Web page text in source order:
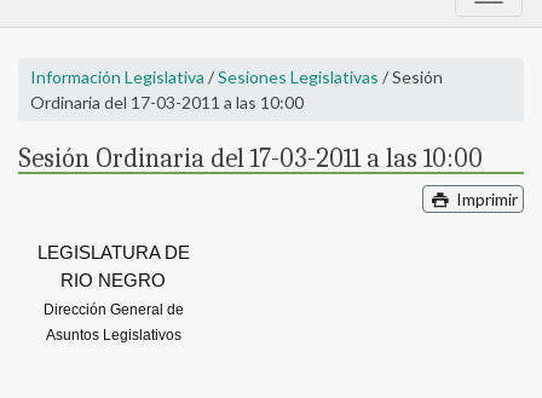
Información Legislativa /Sesiones Legislativas / Sesión
Ordinaria del 17-03-2011 a las 10:00
Sesión Ordinaria del 17-03-2011 a las 10:00
Imprimir
LEGISLATURA DE
RIO NEGRO
Dirección General de
Asuntos Legislativos